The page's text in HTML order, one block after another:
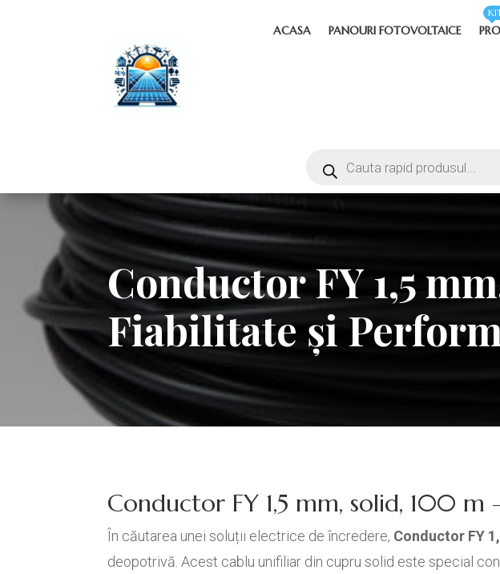
ACASA PANOURI FOTOVOLTAICE
Conductor FY 1,5
Fiabilitate și
Conductor FY 1,5 mm, solid, 100 m
În căutarea unei soluții electrice de încredere, Conductor FY
deopotrivă. Acest cablu unifiliar din cupru solid este special